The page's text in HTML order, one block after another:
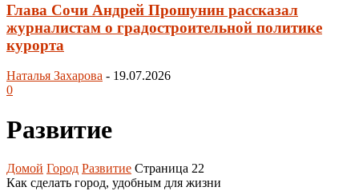
Глава Сочи Андрей Прошунин рассказал
журналистам о градостроительной политике
курорта
Наталья Захарова - 19.07.2026
0
Развитие
Домой Город Развитие Страница 22
Как сделать город, удобным для жизни